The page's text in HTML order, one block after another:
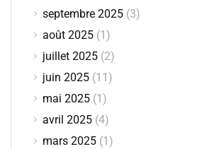
septembre 2025 (3)
août 2025 (1)
juillet 2025 (2)
juin 2025 (11)
mai 2025 (1)
avril 2025 (4)
mars 2025 (1)